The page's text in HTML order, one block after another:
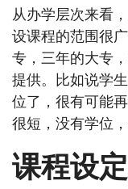
从办学层次来看
设课程的范围很
专，三年的大专
提供。比如说学
位了，很有可能
很短，没有学位
课程设定